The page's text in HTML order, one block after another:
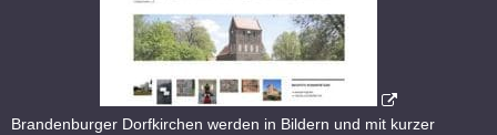
Brandenburger Dorfkirchen werden in Bildern und mit kurzer